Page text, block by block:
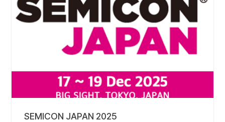
SEMICON JAPAN 2025